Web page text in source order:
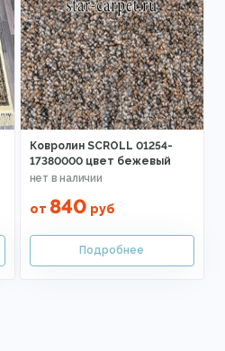
Ковролин SCROLL 01254-
17380000 цвет бежевый
от 840 руб